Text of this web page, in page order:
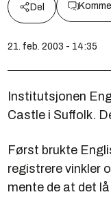
Del
21. feb. 2003 - 14:35
Institutsjonen
Castle i Suffolk.
Først brukte
registrere vinkler
mente de at det